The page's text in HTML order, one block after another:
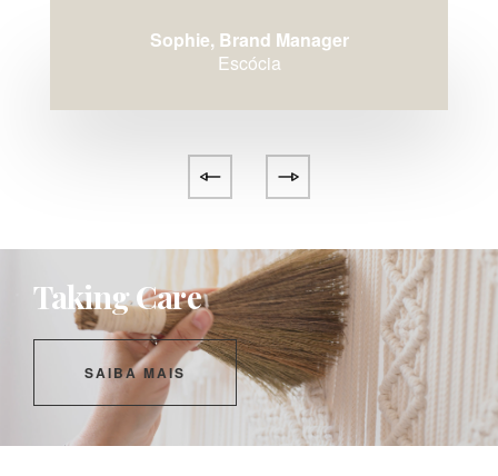
Sophie, Brand Manager
Escócia
Taking Care
SAIBA MAIS